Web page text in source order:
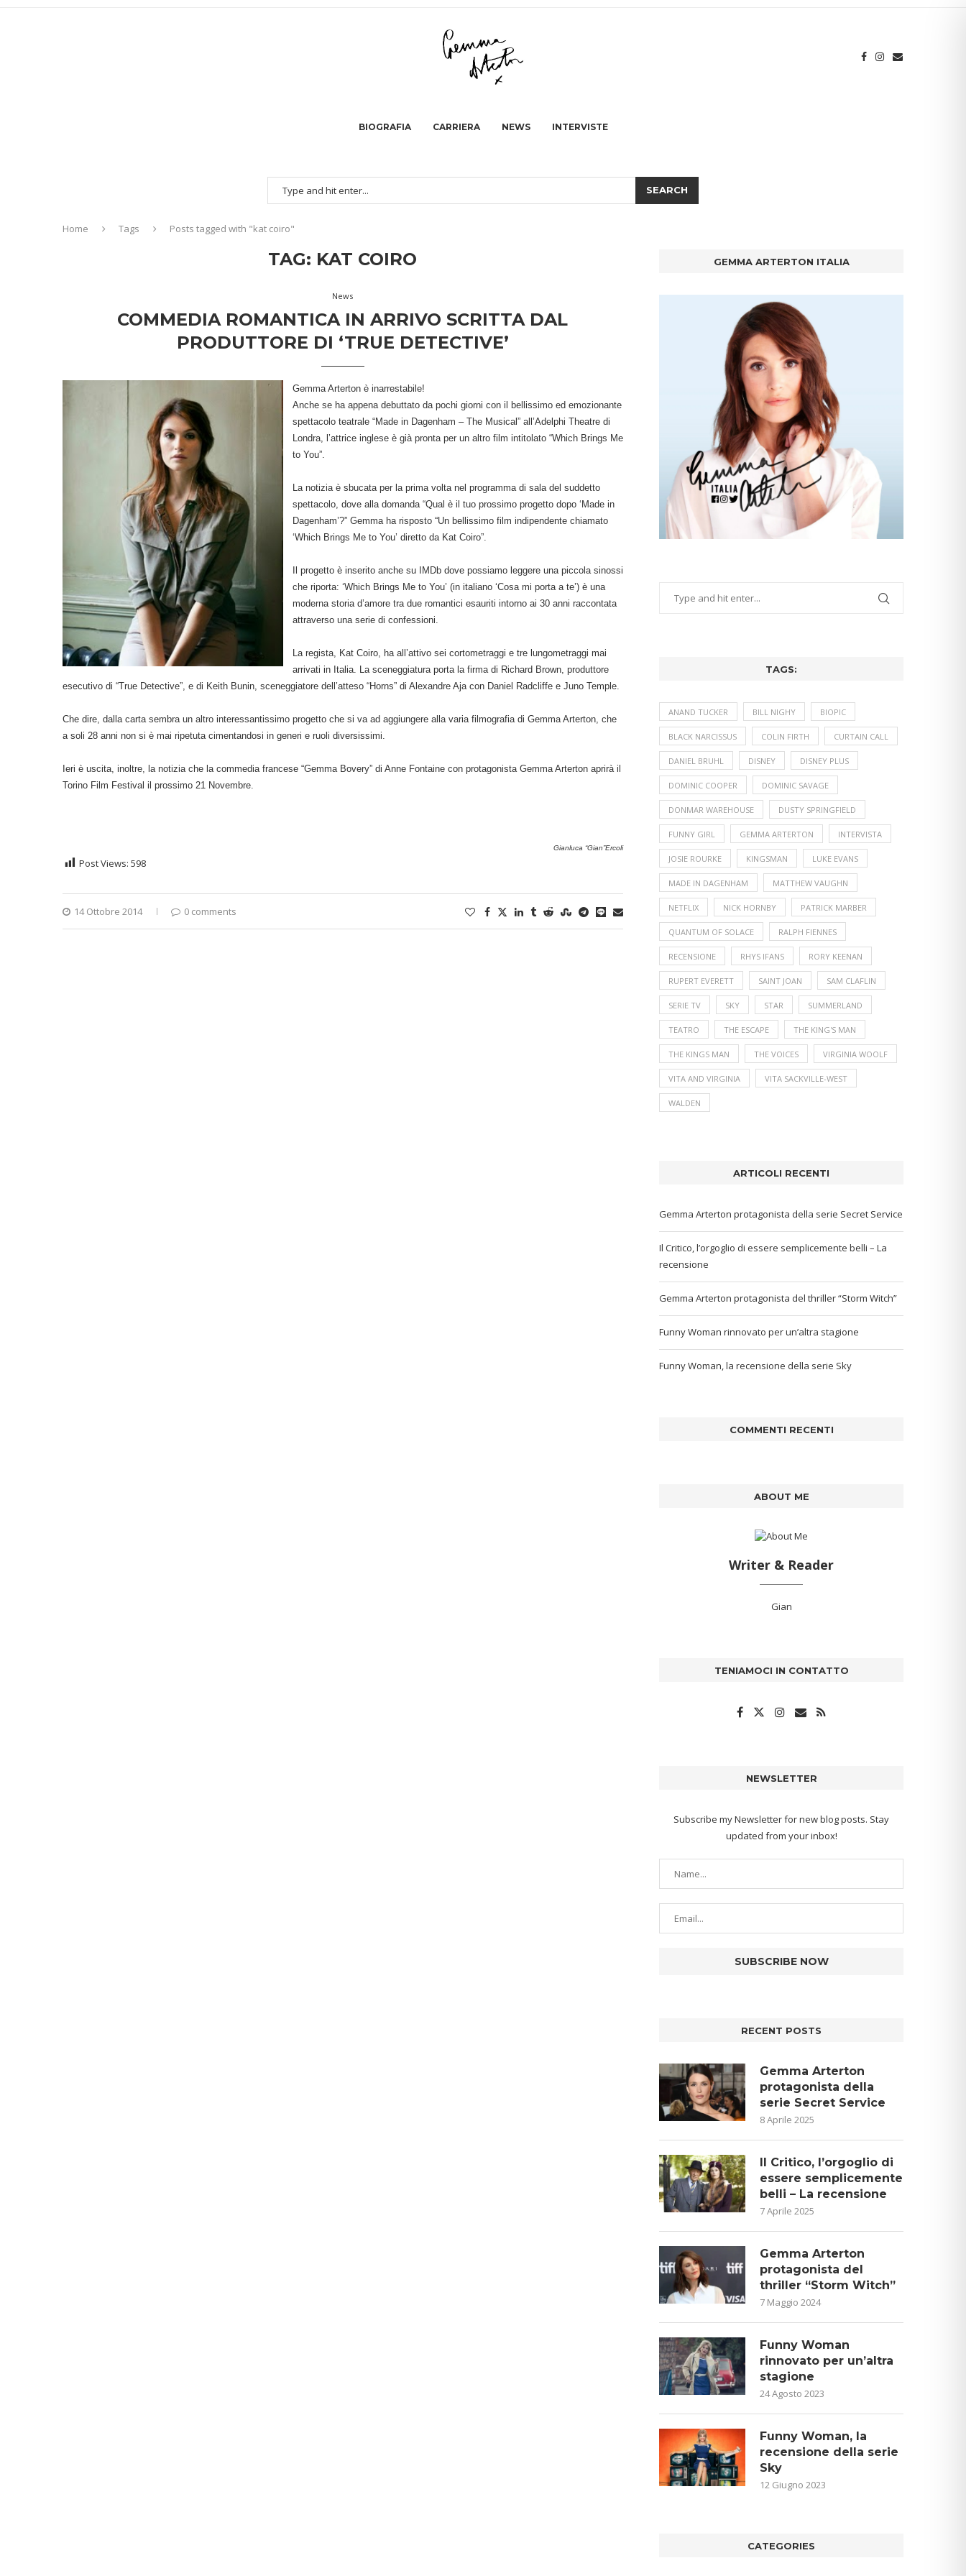
BIOGRAFIA CARRIERA NEWS INTERVISTE
SEARCH
Home Tags Posts tagged with "kat coiro"
TAG: KAT COIRO
News
COMMEDIA ROMANTICA IN ARRIVO SCRITTA DAL
PRODUTTORE DI ‘TRUE DETECTIVE’
Gemma Arterton è inarrestabile!
Anche se ha appena debuttato da pochi giorni con il bellissimo ed emozionante
spettacolo teatrale “Made in Dagenham – The Musical” all’Adelphi Theatre di
Londra, l’attrice inglese è già pronta per un altro film intitolato “Which Brings Me
to You”.
La notizia è sbucata per la prima volta nel programma di sala del suddetto
spettacolo, dove alla domanda “Qual è il tuo prossimo progetto dopo ‘Made in
Dagenham’?” Gemma ha risposto “Un bellissimo film indipendente chiamato
‘Which Brings Me to You’ diretto da Kat Coiro”.
Il progetto è inserito anche su IMDb dove possiamo leggere una piccola sinossi
che riporta: ‘Which Brings Me to You’ (in italiano ‘Cosa mi porta a te’) è una
moderna storia d’amore tra due romantici esauriti intorno ai 30 anni raccontata
attraverso una serie di confessioni.
La regista, Kat Coiro, ha all’attivo sei cortometraggi e tre lungometraggi mai
arrivati in Italia. La sceneggiatura porta la firma di Richard Brown, produttore
esecutivo di “True Detective”, e di Keith Bunin, sceneggiatore dell’atteso “Horns” di Alexandre Aja con Daniel Radcliffe e Juno Temple.
Che dire, dalla carta sembra un altro interessantissimo progetto che si va ad aggiungere alla varia filmografia di Gemma Arterton, che
a soli 28 anni non si è mai ripetuta cimentandosi in generi e ruoli diversissimi.
Ieri è uscita, inoltre, la notizia che la commedia francese “Gemma Bovery” di Anne Fontaine con protagonista Gemma Arterton aprirà il
Torino Film Festival il prossimo 21 Novembre.
Gianluca “Gian”Ercoli
Post Views: 598
14 Ottobre 2014 0 comments
GEMMA ARTERTON ITALIA
TAGS:
ANAND TUCKER BILL NIGHY BIOPIC
BLACK NARCISSUS COLIN FIRTH CURTAIN CALL
DANIEL BRUHL DISNEY DISNEY PLUS
DOMINIC COOPER DOMINIC SAVAGE
DONMAR WAREHOUSE DUSTY SPRINGFIELD
FUNNY GIRL GEMMA ARTERTON INTERVISTA
JOSIE ROURKE KINGSMAN LUKE EVANS
MADE IN DAGENHAM MATTHEW VAUGHN
NETFLIX NICK HORNBY PATRICK MARBER
QUANTUM OF SOLACE RALPH FIENNES
RECENSIONE RHYS IFANS RORY KEENAN
RUPERT EVERETT SAINT JOAN SAM CLAFLIN
SERIE TV SKY STAR SUMMERLAND
TEATRO THE ESCAPE THE KING'S MAN
THE KINGS MAN THE VOICES VIRGINIA WOOLF
VITA AND VIRGINIA VITA SACKVILLE-WEST
WALDEN
ARTICOLI RECENTI
Gemma Arterton protagonista della serie Secret Service
Il Critico, l’orgoglio di essere semplicemente belli – La
recensione
Gemma Arterton protagonista del thriller “Storm Witch”
Funny Woman rinnovato per un’altra stagione
Funny Woman, la recensione della serie Sky
COMMENTI RECENTI
ABOUT ME
Writer & Reader
Gian
TENIAMOCI IN CONTATTO
NEWSLETTER
Subscribe my Newsletter for new blog posts. Stay
updated from your inbox!
RECENT POSTS
Gemma Arterton
protagonista della
serie Secret Service
8 Aprile 2025
Il Critico, l’orgoglio di
essere semplicemente
belli – La recensione
7 Aprile 2025
Gemma Arterton
protagonista del
thriller “Storm Witch”
7 Maggio 2024
Funny Woman
rinnovato per un’altra
stagione
24 Agosto 2023
Funny Woman, la
recensione della serie
Sky
12 Giugno 2023
CATEGORIES